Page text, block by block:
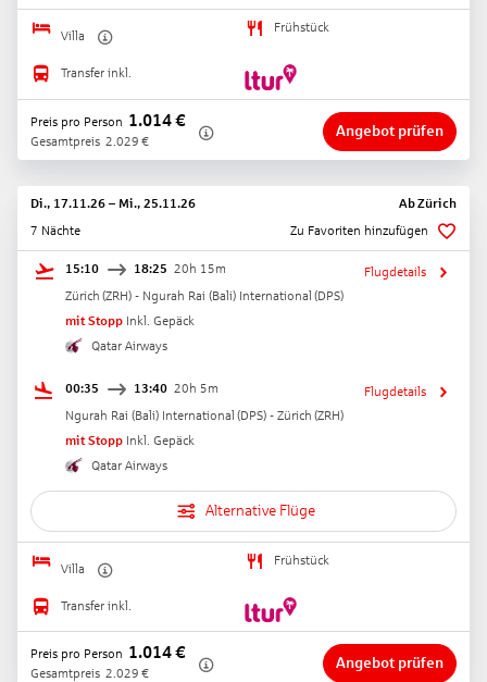
Villa
Frühstück
Transfer inkl.
Preis pro Person 1.014€
Gesamtpreis 2.029 €
Angebot prüfen
Di., 17.11.26 – Mi., 25.11.26 AbZürich
7 Nächte
Zu Favoriten hinzufügen
15:10 18:25 20h 15m
Zürich (ZRH) - Ngurah Rai (Bali) International (DPS)
mit Stopp Inkl. Gepäck
Qatar Airways
Flugdetails
00:35 13:40 20h 5m
Ngurah Rai (Bali) International (DPS) - Zürich (ZRH)
mit Stopp Inkl. Gepäck
Qatar Airways
Flugdetails
Alternative Flüge
Villa
Frühstück
Transfer inkl.
Preis pro Person 1.014€
Gesamtpreis 2.029 €
Angebot prüfen